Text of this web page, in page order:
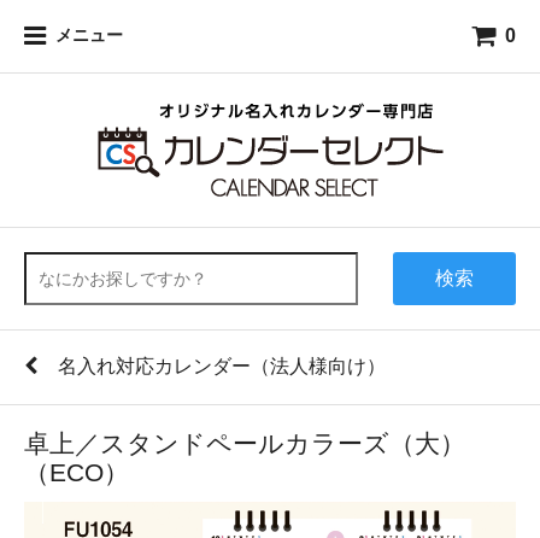
メニュー 0
検索
名入れ対応カレンダー（法人様向け）
卓上／スタンドペールカラーズ（大）
（ECO）